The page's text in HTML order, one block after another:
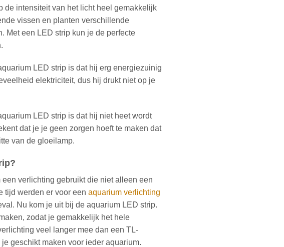
de intensiteit van het licht heel gemakkelijk
vissen en planten verschillende
Met een LED strip kun je de perfecte
LED strip is dat hij erg energiezuinig
elektriciteit, dus hij drukt niet op je
LED strip is dat hij niet heet wordt
dat je je geen zorgen hoeft te maken dat
van de gloeilamp.
verlichting gebruikt die niet alleen een
tijd werden er voor een aquarium verlichting
Nu kom je uit bij de aquarium LED strip.
zodat je gemakkelijk het hele
veel langer mee dan een TL-
geschikt maken voor ieder aquarium.